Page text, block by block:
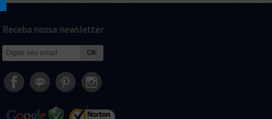
Receba nossa newsletter